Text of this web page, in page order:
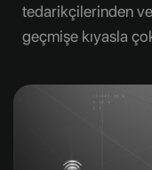
tedarikçilerinden
geçmişe kıyasla
sayısındaki artış
beraberinde
düzeyleri ve
arasında